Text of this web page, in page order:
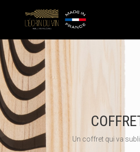
Un coffret qui va